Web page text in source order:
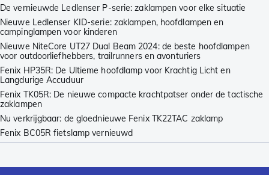
De vernieuwde Ledlenser P-serie: zaklampen voor elke situatie
Nieuwe Ledlenser KID-serie: zaklampen, hoofdlampen en
campinglampen voor kinderen
Nieuwe NiteCore UT27 Dual Beam 2024: de beste hoofdlampen
voor outdoorliefhebbers, trailrunners en avonturiers
Fenix HP35R: De Ultieme hoofdlamp voor Krachtig Licht en
Langdurige Accuduur
Fenix TK05R: De nieuwe compacte krachtpatser onder de tactische
zaklampen
Nu verkrijgbaar: de gloednieuwe Fenix TK22TAC zaklamp
Fenix BC05R fietslamp vernieuwd